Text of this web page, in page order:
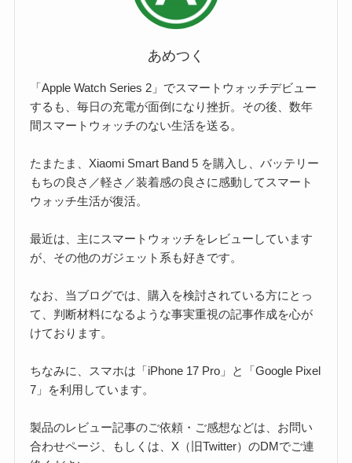
あめつく
「Apple Watch Series 2」でスマートウォッチデビュー
するも、毎日の充電が面倒になり挫折。その後、数年
間スマートウォッチのない生活を送る。
たまたま、Xiaomi Smart Band 5 を購入し、バッテリー
もちの良さ／軽さ／装着感の良さに感動してスマート
ウォッチ生活が復活。
最近は、主にスマートウォッチをレビューしています
が、その他のガジェット系も好きです。
なお、当ブログでは、購入を検討されている方にとっ
て、判断材料になるような事実重視の記事作成を心が
けております。
ちなみに、スマホは「iPhone 17 Pro」と「Google Pixel
7」を利用しています。
製品のレビュー記事のご依頼・ご感想などは、お問い
合わせページ、もしくは、X（旧Twitter）のDMでご連